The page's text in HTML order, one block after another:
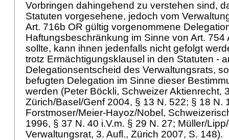
Vorbringen dahingehend zu verstehen sind,
Statuten vorgesehene, jedoch vom
Art. 716b OR gültig vorgenommene
Haftungsbeschränkung im Sinne von Art. 754
sollte, kann ihnen jedenfalls nicht gefolgt
trotz Ermächtigungsklausel in den Statuten -
Delegationsentscheid des Verwaltungsrats,
befugten Delegation im Sinne dieser
werden (Peter Böckli, Schweizer Aktienrecht,
Zürich/Basel/Genf 2004, § 13 N. 522; § 18 N.
Forstmoser/Meier-Hayoz/Nobel,
1996, § 37 N. 40 i.V.m. § 29 N. 27; Müller/
Verwaltungsrat, 3. Aufl., Zürich 2007, S. 148).